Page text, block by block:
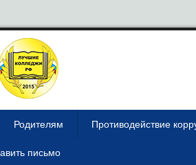
Родителям Противодействие
письмо